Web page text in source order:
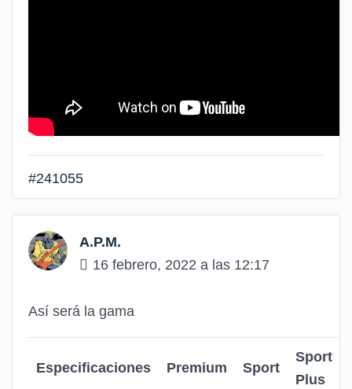
#241055
A.P.M.
16 febrero, 2022 a las 12:17
Así será la gama
Especificaciones Premium Sport
Sport
Plus